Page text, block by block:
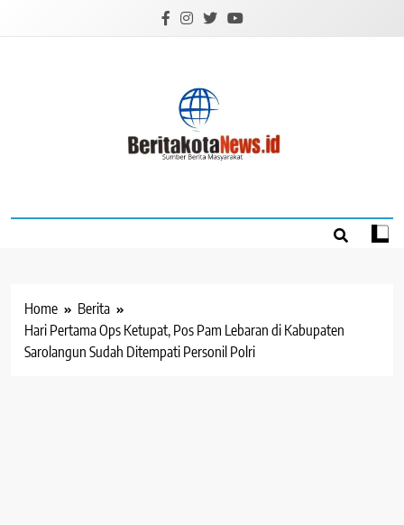
Home
Berita
Hari Pertama Ops Ketupat, Pos Pam Lebaran di Kabupaten
Sarolangun Sudah Ditempati Personil Polri